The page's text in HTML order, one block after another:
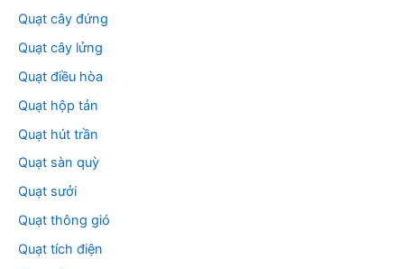
Quạt cây đứng
Quạt cây lửng
Quạt điều hòa
Quạt hộp tản
Quạt hút trần
Quạt sàn quỳ
Quạt sưởi
Quạt thông gió
Quạt tích điện